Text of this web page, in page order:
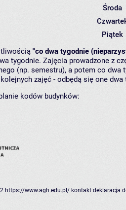
Środa
Piątek
"co dwa tygodnie
tygodnie. Zajęcia prowadzone z
(np. semestru), a potem co
zajęć - odbędą się one
kodów budynków:
https://www.agh.edu.pl/ kontakt deklaracja